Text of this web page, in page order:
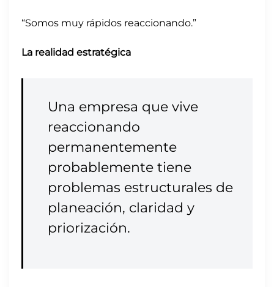
“Somos muy rápidos reaccionando.”
La realidad estratégica
Una empresa que vive
reaccionando
permanentemente
probablemente tiene
problemas estructurales de
planeación, claridad y
priorización.